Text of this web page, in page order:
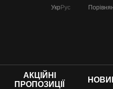
Укр Рус
АКЦІЙНІ
ПРОПОЗИЦІЇ